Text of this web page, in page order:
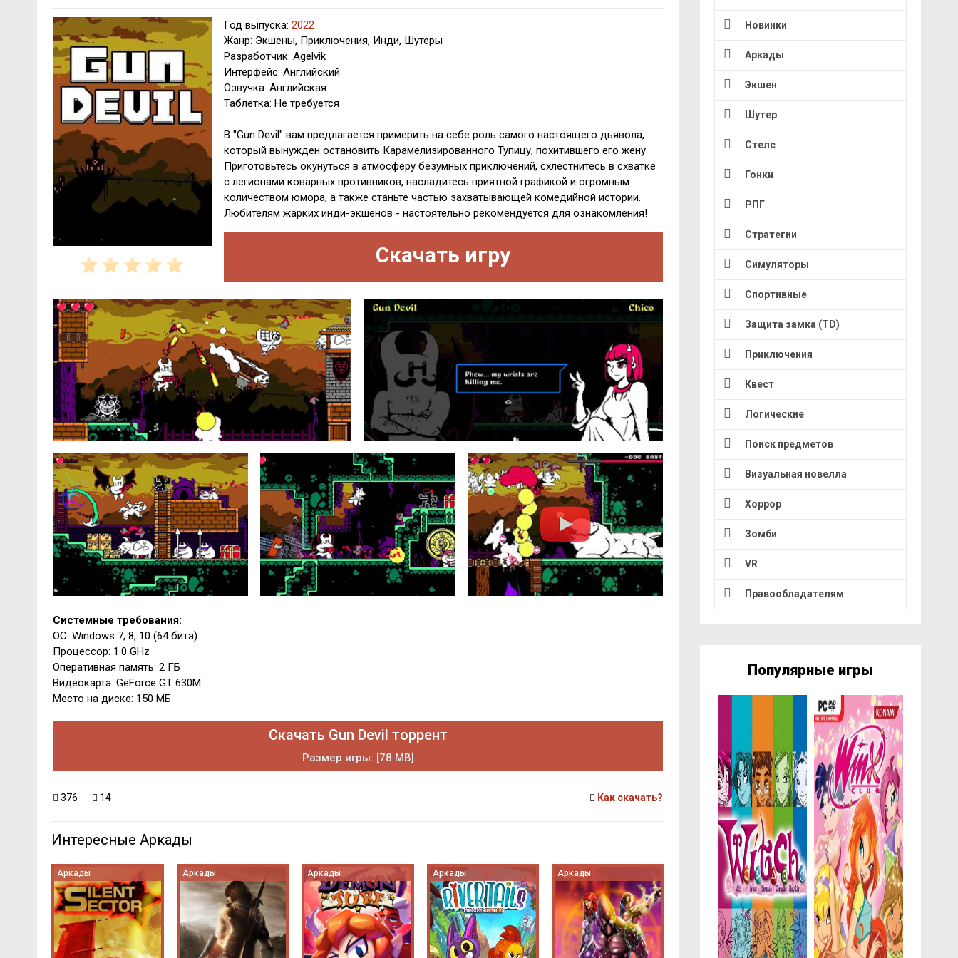
Год выпуска: 2022
Жанр: Экшены, Приключения, Инди, Шутеры
Разработчик: Agelvik
Интерфейс: Английский
Озвучка: Английская
Таблетка: Не требуется
В "Gun Devil" вам предлагается примерить на себе роль самого настоящего дьявола,
который вынужден остановить Карамелизированного Тупицу, похитившего его жену.
Приготовьтесь окунуться в атмосферу безумных приключений, схлестнитесь в схватке
с легионами коварных противников, насладитесь приятной графикой и огромным
количеством юмора, а также станьте частью захватывающей комедийной истории.
Любителям жарких инди-экшенов - настоятельно рекомендуется для ознакомления!
Скачать игру
Системные требования:
ОС: Windows 7, 8, 10 (64 бита)
Процессор: 1.0 GHz
Оперативная память: 2 ГБ
Видеокарта: GeForce GT 630M
Место на диске: 150 МБ
Скачать Gun Devil торрент
Размер игры: [78 MB]
376 14 Как скачать?
Интересные Аркады
Аркады Аркады Аркады Аркады Аркады
Новинки
Аркады
Экшен
Шутер
Стелс
Гонки
РПГ
Стратегии
Симуляторы
Спортивные
Защита замка (TD)
Приключения
Квест
Логические
Поиск предметов
Визуальная новелла
Хоррор
Зомби
VR
Правообладателям
Популярные игры